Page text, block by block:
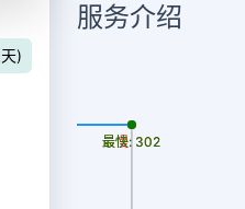
)
服务介绍
最慢: 302
最快: 302